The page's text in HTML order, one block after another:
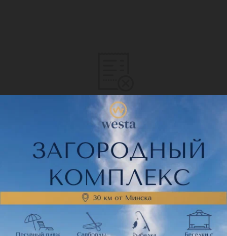
Нам очень жаль, но сейчас
цены недоступны